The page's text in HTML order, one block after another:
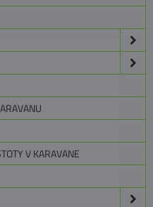
V KARAVANE